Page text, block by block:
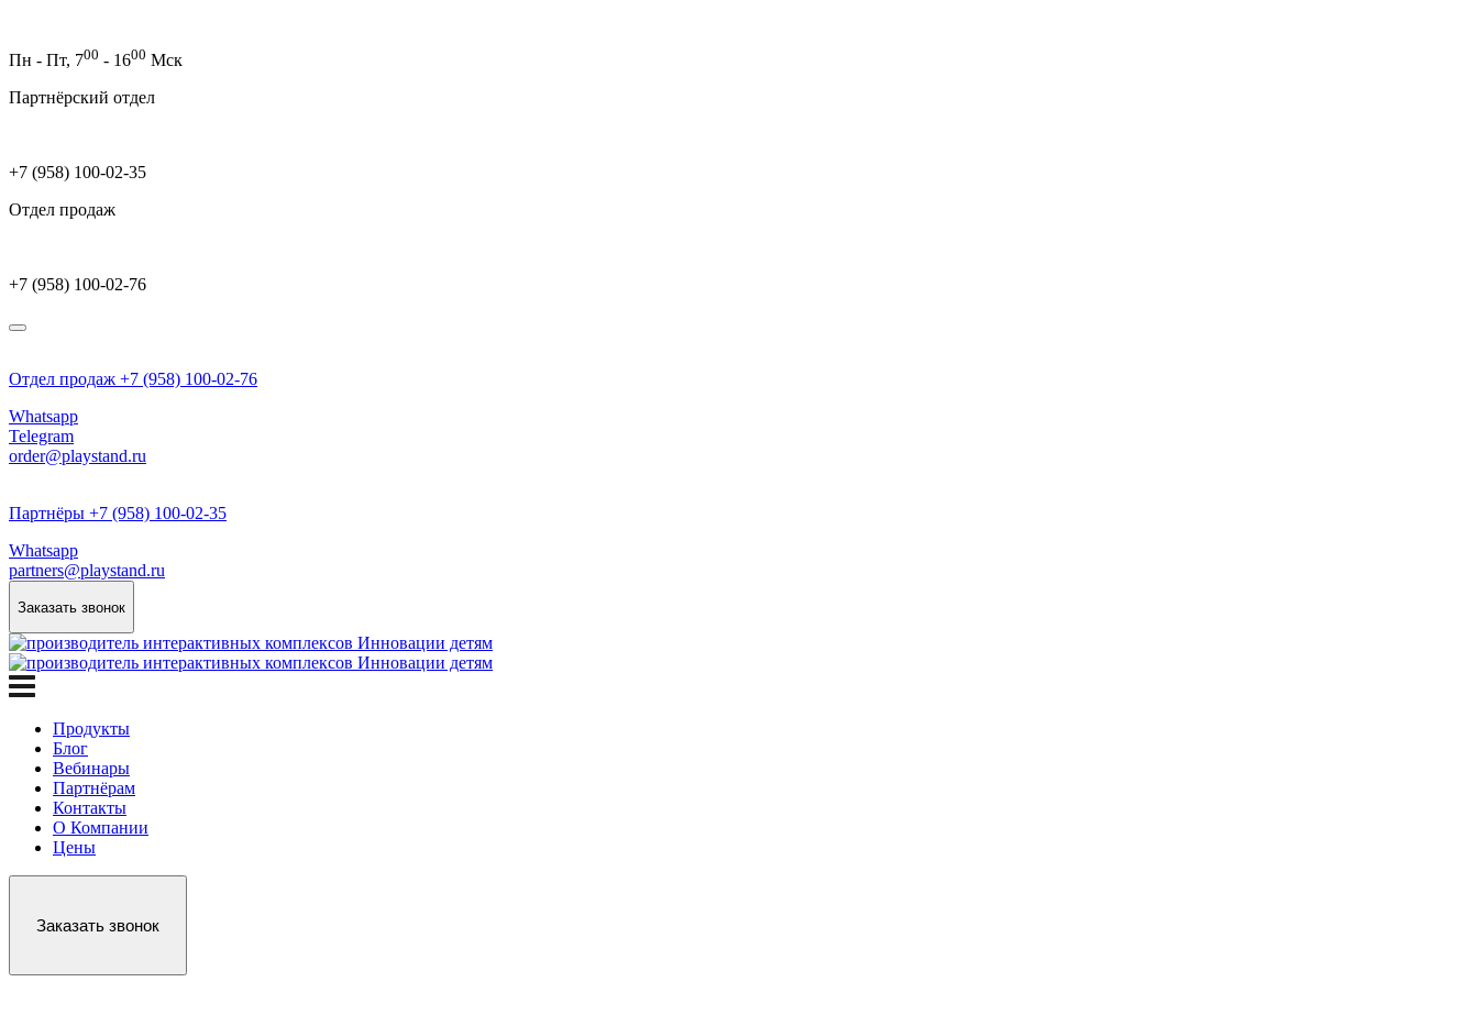
Пн - Пт, 700 - 1600 Мск
Партнёрский отдел
+7 (958) 100-02-35
Отдел продаж
+7 (958) 100-02-76
Отдел продаж +7 (958) 100-02-76
Whatsapp
Telegram
order@playstand.ru
Партнёры +7 (958) 100-02-35
Whatsapp
partners@playstand.ru
Заказать звонок
Продукты
Блог
Вебинары
Партнёрам
Контакты
О Компании
Цены
Заказать звонок